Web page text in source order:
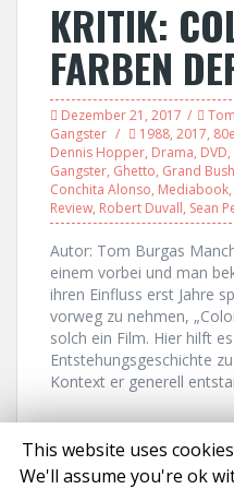
KRITIK:
FARBEN
Dezember 21, 2017 Tom
Gangster
1988, 2017,
Dennis Hopper, Drama, DVD,
Gangster, Ghetto, Grand Bush
Conchita Alonso, Mediabook,
Review, Robert Duvall, Sean
Autor: Tom Burgas
einem vorbei und man
ihren Einfluss erst Jahre
vorweg zu nehmen,
solch ein Film. Hier hilft
Entstehungsgeschichte
Kontext er generell
This website uses
We'll assume you're ok